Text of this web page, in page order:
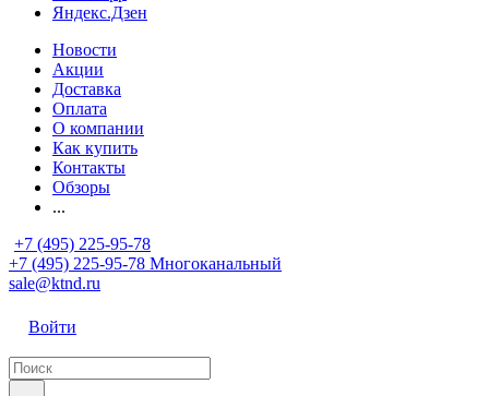
Яндекс.Дзен
Новости
Акции
Доставка
Оплата
О компании
Как купить
Контакты
Обзоры
...
+7 (495) 225-95-78
+7 (495) 225-95-78 Многоканальный
sale@ktnd.ru
Войти